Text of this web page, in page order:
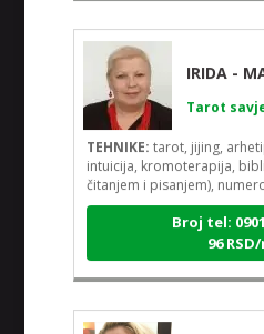
IRIDA -
Tarot
TEHNIKE: tarot, jijing,
intuicija, kromoterapija,
čitanjem i pisanjem),
Broj tel:
96 RSD/